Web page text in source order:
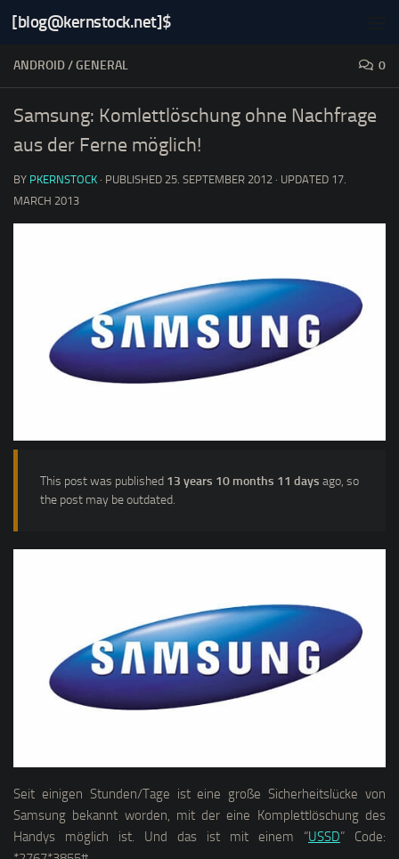
Skip to content
[blog@kernstock.net]$
ANDROID/GENERAL 0
Samsung: Komlettlöschung ohne Nachfrage
aus der Ferne möglich!
BY PKERNSTOCK · PUBLISHED 25. SEPTEMBER 2012 · UPDATED 17.
MARCH 2013
This post was published 13 years 10 months 11 days ago, so
the post may be outdated.
Seit einigen Stunden/Tage ist eine große Sicherheitslücke von
Samsung bekannt worden, mit der eine Komplettlöschung des
Handys möglich ist. Und das ist mit einem “USSD” Code: